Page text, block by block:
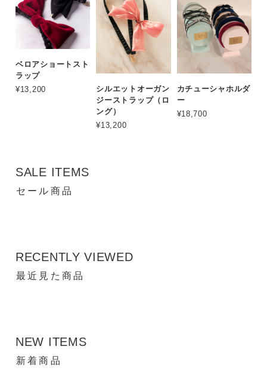
ベロアショートスト
ラップ
¥13,200
シルエットオーガン
ジーストラップ（ロ
ング）
¥13,200
カチューシャホルダ
ー
¥18,700
SALE ITEMS
セール商品
RECENTLY VIEWED
最近見た商品
NEW ITEMS
新着商品